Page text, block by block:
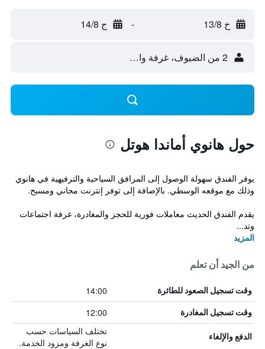
خ 13/8 - ج 14/8
2 من الضيوف، غرفة واحدة
حول هانوي أماندا هوتل
يوفر الفندق سهولة الوصول إلى المرافق السياحية والترفيهية في هانوي
وذلك مع موقعه الوسطي. بالإضافة إلى توفر إنترنت مجاني ومسبح.
يقدم الفندق الحديث معاملات فورية للحجز والمغادرة، غرفة اجتماعات
وتد...
المزيد
من الجيد أن تعلم
وقت تسجيل الصعود للطائرة 14:00
وقت تسجيل المغادرة 12:00
الدفع والإلغاء
تختلف السياسات حسب
نوع الغرفة ومزود الخدمة.